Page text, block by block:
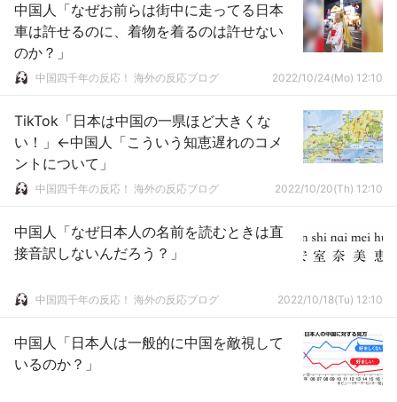
中国人「なぜお前らは街中に走ってる日本
車は許せるのに、着物を着るのは許せない
のか？」
中国四千年の反応！ 海外の反応ブログ 2022/10/24(Mo) 12:10
TikTok「日本は中国の一県ほど大きくな
い！」←中国人「こういう知恵遅れのコメ
ントについて」
中国四千年の反応！ 海外の反応ブログ 2022/10/20(Th) 12:10
中国人「なぜ日本人の名前を読むときは直
接音訳しないんだろう？」
中国四千年の反応！ 海外の反応ブログ 2022/10/18(Tu) 12:10
中国人「日本人は一般的に中国を敵視して
いるのか？」